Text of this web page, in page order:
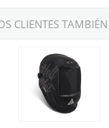
CLIENTES
de soldadura Solter